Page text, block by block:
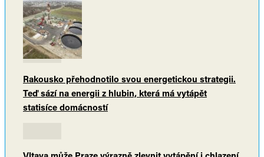
Rakousko přehodnotilo svou energetickou strategii.
Teď sází na energii z hlubin, která má vytápět
statisíce domácností